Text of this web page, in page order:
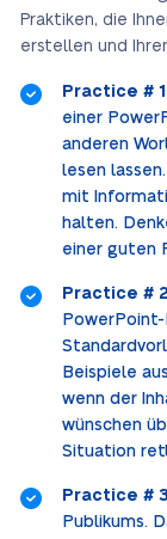
Praktiken, die
erstellen und
Practice #
einer
anderen
lesen
mit
halten.
einer guten
Practice # 2
Beispiele
wenn der
wünschen
Situation
Practice # 3
Publikums.